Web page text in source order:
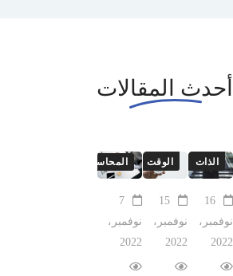
أحدث المقالات
الذات
16
نوفمبر،
2022
الوقت
15
نوفمبر،
2022
المحاسبة
7
نوفمبر،
2022